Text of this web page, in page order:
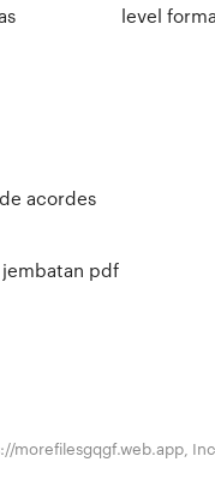
level
acordes
pdf
morefilesgqgf.web.app,